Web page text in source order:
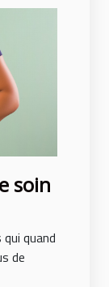
soin
quand
de